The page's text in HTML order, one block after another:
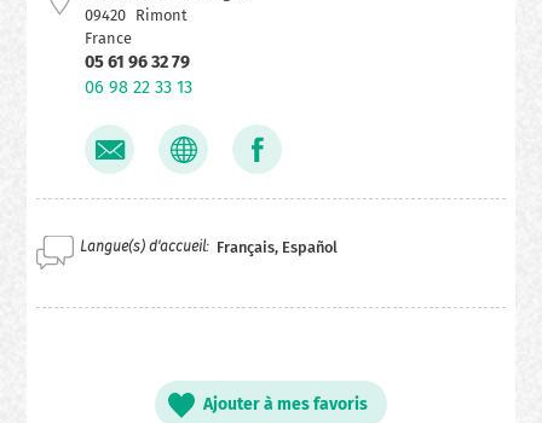
09420 Rimont
France
05 61 96 32 79
06 98 22 33 13
Langue(s) d'accueil Français, Español
Ajouter à mes favoris